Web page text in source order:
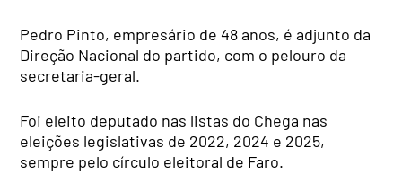
Pedro Pinto, empresário de 48 anos, é adjunto da
Direção Nacional do partido, com o pelouro da
secretaria-geral.
Foi eleito deputado nas listas do Chega nas
eleições legislativas de 2022, 2024 e 2025,
sempre pelo círculo eleitoral de Faro.